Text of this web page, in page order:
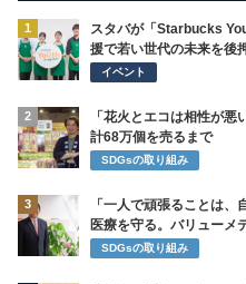
1
スタバが「Starbucks
援で若い世代の未来を後
イベント
2
「花火とエコは相性が
計68万個を売るまで
SDGsの取り組み
3
「一人で頑張ることは、
医療を守る。バリューメ
SDGsの取り組み